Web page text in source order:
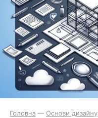
Головна — Основи дизайну